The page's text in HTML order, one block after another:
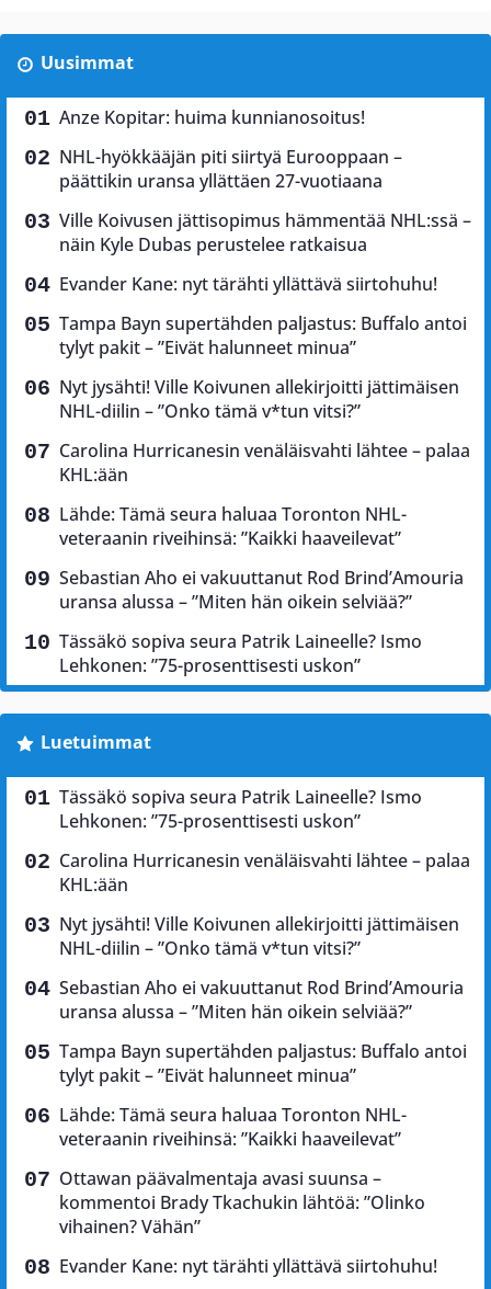
Uusimmat
Anze Kopitar: huima kunnianosoitus!
NHL-hyökkääjän piti siirtyä Eurooppaan –
päättikin uransa yllättäen 27-vuotiaana
Ville Koivusen jättisopimus hämmentää NHL:ssä –
näin Kyle Dubas perustelee ratkaisua
Evander Kane: nyt tärähti yllättävä siirtohuhu!
Tampa Bayn supertähden paljastus: Buffalo antoi
tylyt pakit – ”Eivät halunneet minua”
Nyt jysähti! Ville Koivunen allekirjoitti jättimäisen
NHL-diilin – ”Onko tämä v*tun vitsi?”
Carolina Hurricanesin venäläisvahti lähtee – palaa
KHL:ään
Lähde: Tämä seura haluaa Toronton NHL-
veteraanin riveihinsä: ”Kaikki haaveilevat”
Sebastian Aho ei vakuuttanut Rod Brind’Amouria
uransa alussa – ”Miten hän oikein selviää?”
Tässäkö sopiva seura Patrik Laineelle? Ismo
Lehkonen: ”75-prosenttisesti uskon”
Luetuimmat
Tässäkö sopiva seura Patrik Laineelle? Ismo
Lehkonen: ”75-prosenttisesti uskon”
Carolina Hurricanesin venäläisvahti lähtee – palaa
KHL:ään
Nyt jysähti! Ville Koivunen allekirjoitti jättimäisen
NHL-diilin – ”Onko tämä v*tun vitsi?”
Sebastian Aho ei vakuuttanut Rod Brind’Amouria
uransa alussa – ”Miten hän oikein selviää?”
Tampa Bayn supertähden paljastus: Buffalo antoi
tylyt pakit – ”Eivät halunneet minua”
Lähde: Tämä seura haluaa Toronton NHL-
veteraanin riveihinsä: ”Kaikki haaveilevat”
Ottawan päävalmentaja avasi suunsa –
kommentoi Brady Tkachukin lähtöä: ”Olinko
vihainen? Vähän”
Evander Kane: nyt tärähti yllättävä siirtohuhu!